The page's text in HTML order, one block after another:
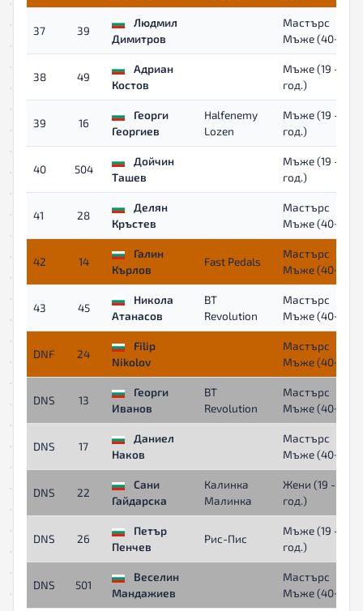
37 39
Людмил
Димитров
Мастърс
Мъже (40+)
38 49
Адриан
Костов
Мъже (19 - 39
год.)
39 16
Георги
Георгиев
Halfenemy
Lozen
Мъже (19 - 39
год.)
40 504
Дойчин
Ташев
Мъже (19 - 39
год.)
41 28
Делян
Кръстев
Мастърс
Мъже (40+)
42 14
Галин
Кърлов
Fast Pedals
Мастърс
Мъже (40+)
43 45
Никола
Атанасов
BT
Revolution
Мастърс
Мъже (40+)
DNF 24
Filip
Nikolov
Мастърс
Мъже (40+)
DNS 13
Георги
Иванов
BT
Revolution
Мастърс
Мъже (40+)
DNS 17
Даниел
Наков
Мастърс
Мъже (40+)
DNS 22
Сани
Гайдарска
Калинка
Малинка
Жени (19 - 39
год.)
DNS 26
Петър
Пенчев
Рис-Пис
Мъже (19 - 39
год.)
DNS 501
Веселин
Мандажиев
Мастърс
Мъже (40+)